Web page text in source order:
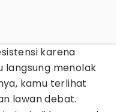
karena
langsung menolak
kamu terlihat
lawan debat.